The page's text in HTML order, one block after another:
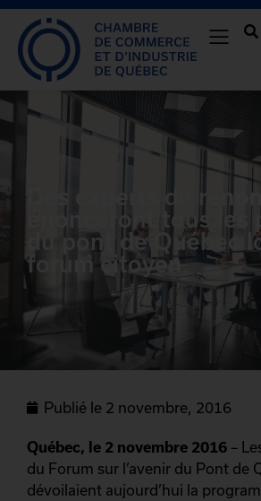
Des experts de
énonceront tous les
du pont de Québec
forum citoyen
Publié le 2 novembre, 2016
Québec, le 2 novembre 2016 –
du Forum sur l’avenir du Pont de
dévoilaient aujourd’hui la